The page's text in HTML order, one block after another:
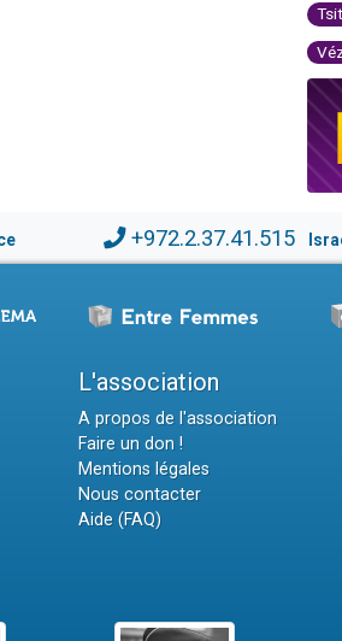
+972.2.37.41.515
L'association
A propos de l'association
Faire un don !
Mentions légales
Nous contacter
Aide (FAQ)